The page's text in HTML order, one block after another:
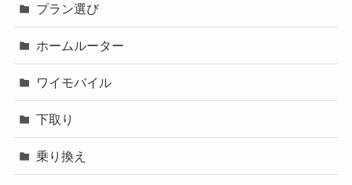
プラン選び
ホームルーター
ワイモバイル
下取り
乗り換え